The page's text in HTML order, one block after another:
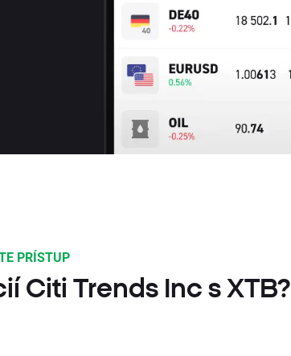
PRÍSTUP
Citi Trends Inc s XTB?